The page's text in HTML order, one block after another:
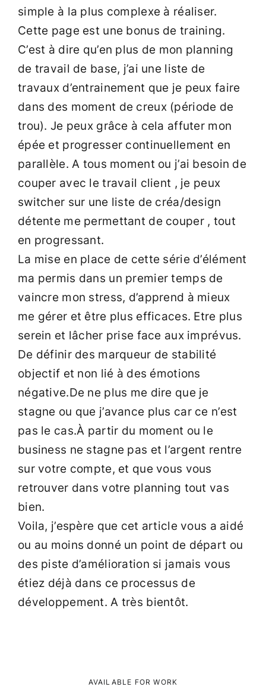
simple à la plus complexe à réaliser.
Cette page est une bonus de training.
C’est à dire qu’en plus de mon planning
de travail de base, j’ai une liste de
travaux d’entrainement que je peux faire
dans des moment de creux (période de
trou). Je peux grâce à cela affuter mon
épée et progresser continuellement en
parallèle. A tous moment ou j’ai besoin de
couper avec le travail client , je peux
switcher sur une liste de créa/design
détente me permettant de couper , tout
en progressant.
La mise en place de cette série d’élément
ma permis dans un premier temps de
vaincre mon stress, d’apprend à mieux
me gérer et être plus efficaces. Etre plus
serein et lâcher prise face aux imprévus.
De définir des marqueur de stabilité
objectif et non lié à des émotions
négative.De ne plus me dire que je
stagne ou que j’avance plus car ce n’est
pas le cas.À partir du moment ou le
business ne stagne pas et l’argent rentre
sur votre compte, et que vous vous
retrouver dans votre planning tout vas
bien.
Voila, j’espère que cet article vous a aidé
ou au moins donné un point de départ ou
des piste d’amélioration si jamais vous
étiez déjà dans ce processus de
développement. A très bientôt.
AVAILABLE FOR WORK